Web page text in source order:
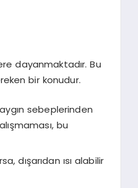
dayanmaktadır. Bu
bir konudur.
sebeplerinden
bu
dışarıdan ısı alabilir